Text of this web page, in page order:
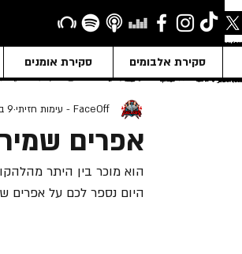
סקירת אלבומים סקירת אומנים
אפרים שמיר
FaceOff - עימות חזיתי 9 בדצמ׳ 2025
הוא מוכר בין היתר
היום נספר לכם על אפרים